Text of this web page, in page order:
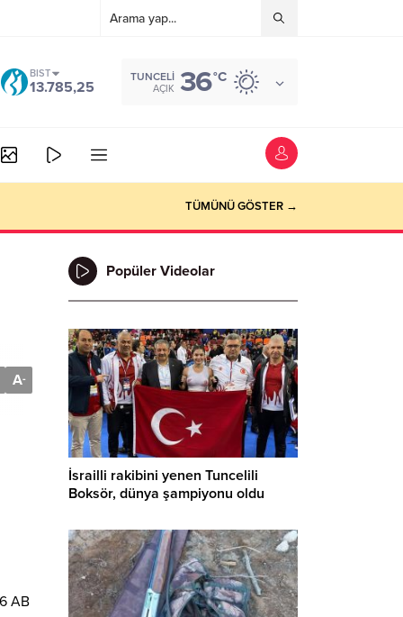
BIST
13.785,25
TUNCELI
AÇIK 36°C
TÜMÜNÜ GÖSTER →
A-
AB
Popüler Videolar
İsrailli rakibini yenen Tuncelili
Boksör, dünya şampiyonu oldu